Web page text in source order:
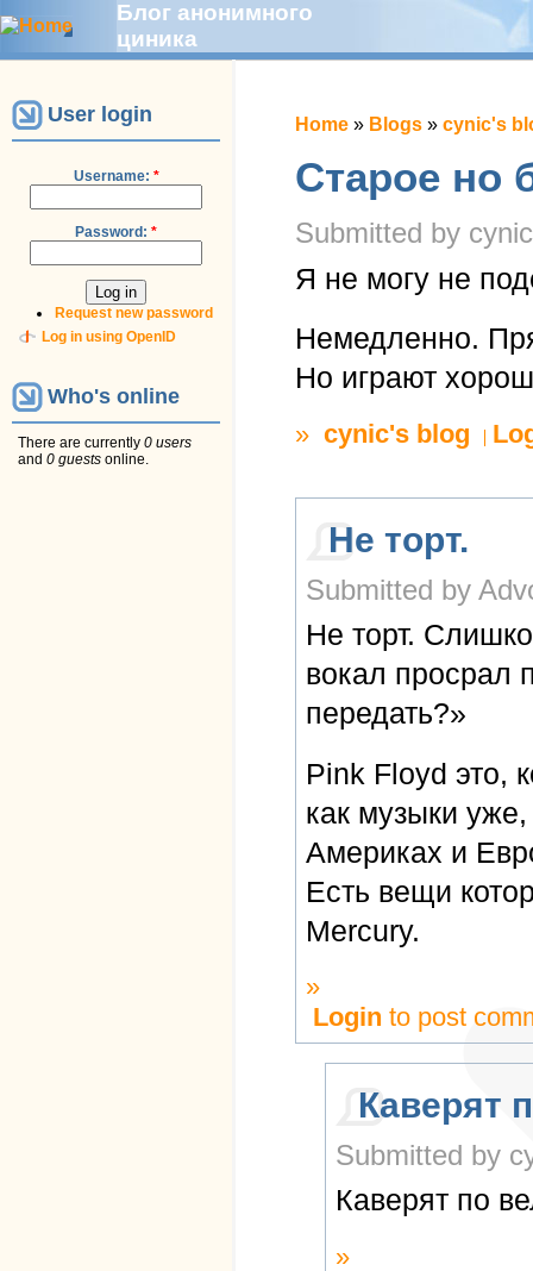
Блог анонимного
циника
User login
Username: *
Password: *
Request new password
Log in using OpenID
Who's online
There are currently 0 users
and 0 guests online.
Home » Blogs » cynic's
Cтарое но
Submitted by
Я не могу не
Немедленно.
Но играют
» cynic's blog
Не торт.
Submitted by
Не торт.
вокал просрал
передать?»
Pink Floyd это,
как музыки
Америках и
Есть вещи
Mercury.
»
Login to post
Каверят
Submitted by
Каверят по
»